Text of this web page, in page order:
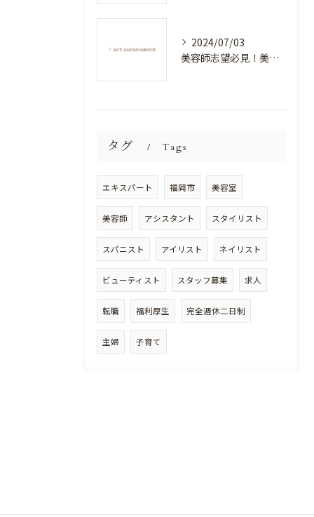
2024/07/03
美容師志望必見！美容室NEWSTANDARDで最高のスキルアップを目指そう！
タグ Tags
エキスパート 福岡市 美容室
美容師 アシスタント スタイリスト
スパニスト アイリスト ネイリスト
ビューティスト スタッフ募集 求人
転職 福利厚生 完全週休二日制
主婦 子育て